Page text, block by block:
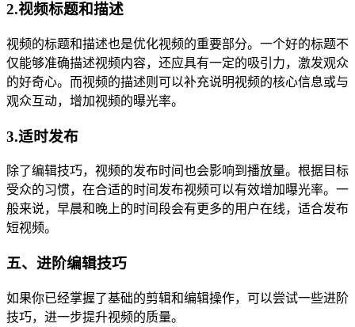
2.视频标题和描述
视频的标题和描述也是优化视频的重要部分。一个好的标题不
仅能够准确描述视频内容，还应具有一定的吸引力，激发观众
的好奇心。而视频的描述则可以补充说明视频的核心信息或与
观众互动，增加视频的曝光率。
3.适时发布
除了编辑技巧，视频的发布时间也会影响到播放量。根据目标
受众的习惯，在合适的时间发布视频可以有效增加曝光率。一
般来说，早晨和晚上的时间段会有更多的用户在线，适合发布
短视频。
五、进阶编辑技巧
如果你已经掌握了基础的剪辑和编辑操作，可以尝试一些进阶
技巧，进一步提升视频的质量。